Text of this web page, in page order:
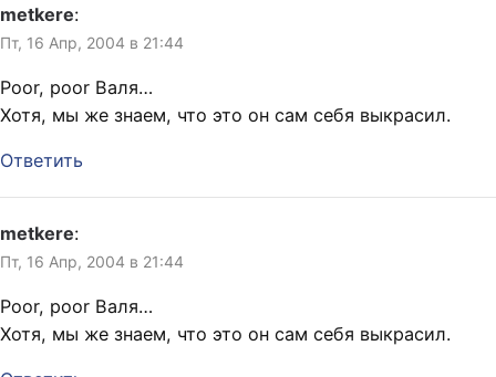
metkere:
Пт, 16 Апр, 2004 в 21:44
Poor, poor Валя…
Хотя, мы же знаем, что это он сам себя выкрасил.
Ответить
metkere:
Пт, 16 Апр, 2004 в 21:44
Poor, poor Валя…
Хотя, мы же знаем, что это он сам себя выкрасил.